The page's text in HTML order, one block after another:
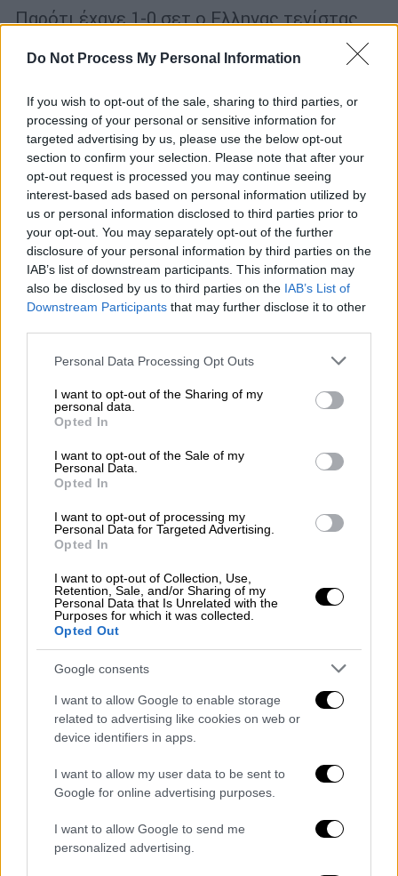
Do Not Process My Personal Information
If you wish to opt-out of the sale, sharing to third parties, or
processing of your personal or sensitive information for
targeted advertising by us, please use the below opt-out
section to confirm your selection. Please note that after your
opt-out request is processed you may continue seeing
interest-based ads based on personal information utilized by
us or personal information disclosed to third parties prior to
your opt-out. You may separately opt-out of the further
disclosure of your personal information by third parties on the
IAB’s list of downstream participants. This information may
also be disclosed by us to third parties on the IAB’s List of
Downstream Participants that may further disclose it to other
Please note that this website/app uses one or more Google
not limited to your visit or usage behaviour. You may click to
grant or deny consent to Google and its third-party tags to
use your data for below specified purposes in below Google
consent section.
Personal Data Processing Opt Outs
I want to opt-out of the Sharing of my
personal data.
Opted In
I want to opt-out of the Sale of my
Personal Data.
Opted In
I want to opt-out of processing my
Personal Data for Targeted Advertising.
Opted In
I want to opt-out of Collection, Use,
Retention, Sale, and/or Sharing of my
Personal Data that Is Unrelated with the
Purposes for which it was collected.
Opted Out
Google consents
I want to allow Google to enable storage
related to advertising like cookies on web or
device identifiers in apps.
I want to allow my user data to be sent to
Google for online advertising purposes.
I want to allow Google to send me
personalized advertising.
Παρότι έχανε 1-0 σετ ο Ελληνας τενίστας
επικράτησε 6-7 (4), 6-2, 6-4 και προκρίθηκε
στους «8» όπου θα αντιμετωπίσει
Κόσμος|24.10.2019 22:49
ΟΗΕ για Συρία: Η ρωσοτουρκική
Ο ειδικός απεσταλμένος των Ηνωμένων
Εθνών ελπίζει πως θα τηρηθεί η εκεχειρία
που διαπραγματεύτηκαν η Μόσχα και η
Άγκυρα
Κόσμος 24.10.2019 22:43
Brexit: Οι Εργατικοί θα αποφασίσουν για